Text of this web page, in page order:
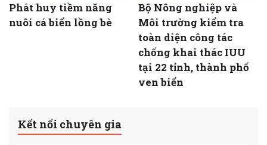
Phát huy tiềm năng
nuôi cá biển lồng bè
Bộ Nông nghiệp và
Môi trường kiểm tra
toàn diện công tác
chống khai thác IUU
tại 22 tỉnh, thành phố
ven biển
Kết nối chuyên gia